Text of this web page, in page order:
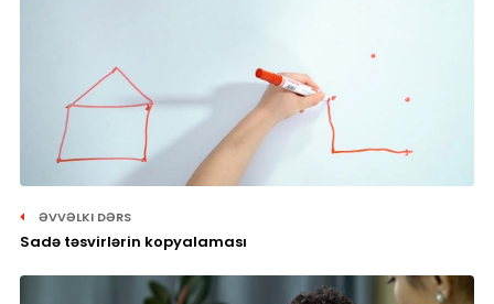
ƏVVƏLKI DƏRS
Sadə təsvirlərin kopyalaması